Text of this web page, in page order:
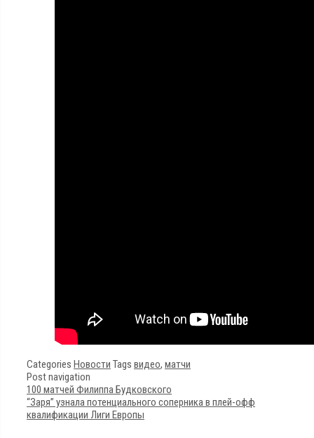
Categories Новости Tags видео, матчи
Post navigation
100 матчей Филиппа Будковского
“Заря” узнала потенциального соперника в плей-офф
квалификации Лиги Европы